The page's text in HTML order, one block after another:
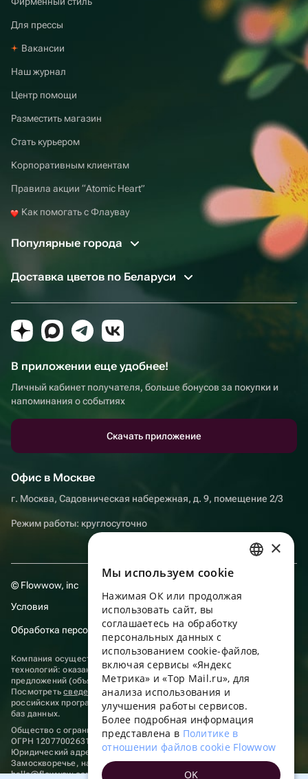
Для прессы
Вакансии
Наш журнал
Центр помощи
Разместить магазин
Стать курьером
Корпоративным клиентам
Правила акции “Atomic Heart”
Как помогать с Флаувау
Популярные города
Доставка цветов по Беларуси
В приложении еще удобнее!
Личный кабинет получателя, больше бонусов за покупки и
напоминания о событиях
Скачать приложение
Офис в Москве
г. Москва, Садовническая набережная, д. 9, помещение 2/3
Режим работы: круглосуточно
© Flowwow, inc
Условия
Обработка персональных данных
Компания осуществляет деятельность в области информационных
технологий: оказание услуг в сети “Интернет” по размещению
предложений (объявлений) продавцов о реализации товаров.
Посмотретьсведения о программах, включенных в реестр
российских программ для электронных вычислительных машин и
баз данных.
Общество с ограниченной ответственностью «ФЛАУВАУ»
ОГРН 1207700263198, ИНН 9702020445
Юридический адрес: г. Москва, вн.тер. г. Муниципальный округ
Замоскворечье, наб. Садовническая, д. 9, помещ. 2/3.
hello@flowwow.com
8 800 555-16-15
ENGLISH
UKRAINIAN
PORTUGUESE
FRENCH
TURKISH
×
Мы используем сookie
Нажимая ОК или продолжая
использовать сайт, вы
соглашаетесь на обработку
персональных данных с
использованием cookie-файлов,
включая сервисы «Яндекс
Метрика» и «Top Mail.ru», для
анализа использования и
улучшения работы сервисов.
Более подробная информация
представлена в Политике в
отношении файлов cookie Flowwow
OK